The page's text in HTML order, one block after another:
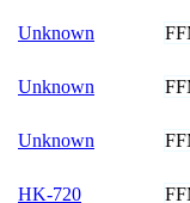
Unknown
Unknown
Unknown
HK-720